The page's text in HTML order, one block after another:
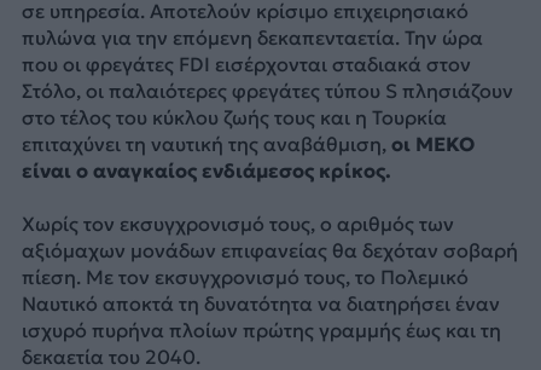
σε υπηρεσία. Αποτελούν κρίσιμο επιχειρησιακό
πυλώνα για την επόμενη δεκαπενταετία. Την ώρα
που οι φρεγάτες FDI εισέρχονται σταδιακά στον
Στόλο, οι παλαιότερες φρεγάτες τύπου S πλησιάζουν
στο τέλος του κύκλου ζωής τους και η Τουρκία
επιταχύνει τη ναυτική της αναβάθμιση, οι MEKO
είναι ο αναγκαίος ενδιάμεσος κρίκος.
Χωρίς τον εκσυγχρονισμό τους, ο αριθμός των
αξιόμαχων μονάδων επιφανείας θα δεχόταν σοβαρή
πίεση. Με τον εκσυγχρονισμό τους, το Πολεμικό
Ναυτικό αποκτά τη δυνατότητα να διατηρήσει έναν
ισχυρό πυρήνα πλοίων πρώτης γραμμής έως και τη
δεκαετία του 2040.